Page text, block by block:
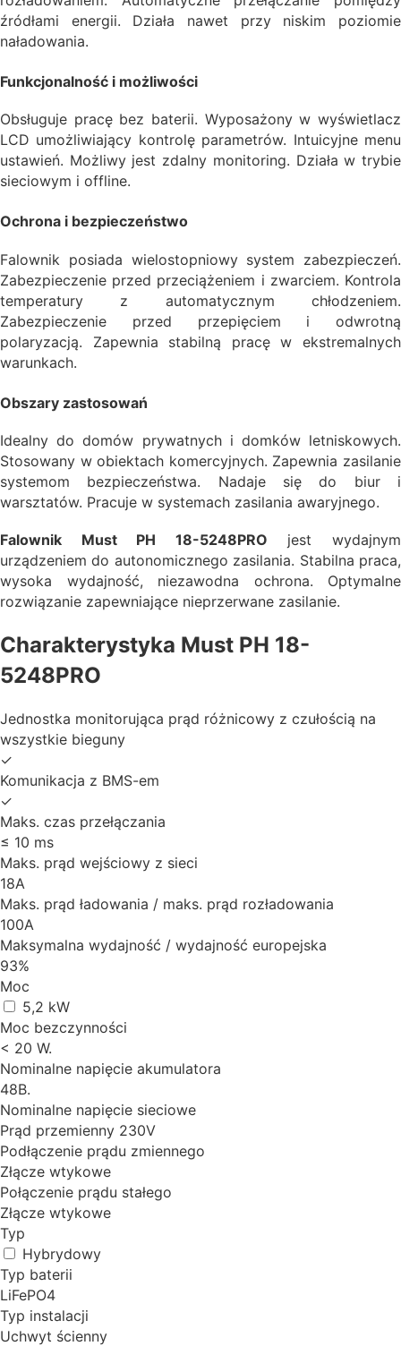
źródłami energii. Działa nawet przy niskim poziomie
naładowania.
Funkcjonalność i możliwości
Obsługuje pracę bez baterii. Wyposażony w wyświetlacz
LCD umożliwiający kontrolę parametrów. Intuicyjne menu
ustawień. Możliwy jest zdalny monitoring. Działa w trybie
sieciowym i offline.
Ochrona i bezpieczeństwo
Falownik posiada wielostopniowy system zabezpieczeń.
Zabezpieczenie przed przeciążeniem i zwarciem. Kontrola
temperatury z automatycznym chłodzeniem.
Zabezpieczenie przed przepięciem i odwrotną
polaryzacją. Zapewnia stabilną pracę w ekstremalnych
warunkach.
Obszary zastosowań
Idealny do domów prywatnych i domków letniskowych.
Stosowany w obiektach komercyjnych. Zapewnia zasilanie
systemom bezpieczeństwa. Nadaje się do biur i
warsztatów. Pracuje w systemach zasilania awaryjnego.
Falownik Must PH 18-5248PRO jest wydajnym
urządzeniem do autonomicznego zasilania. Stabilna praca,
wysoka wydajność, niezawodna ochrona. Optymalne
rozwiązanie zapewniające nieprzerwane zasilanie.
Charakterystyka Must PH 18-
5248PRO
Jednostka monitorująca prąd różnicowy z czułością na
wszystkie bieguny
✓
Komunikacja z BMS-em
✓
Maks. czas przełączania
≤ 10 ms
Maks. prąd wejściowy z sieci
18A
Maks. prąd ładowania / maks. prąd rozładowania
100A
Maksymalna wydajność / wydajność europejska
93%
Moc
5,2 kW
Moc bezczynności
< 20 W.
Nominalne napięcie akumulatora
48B.
Nominalne napięcie sieciowe
Prąd przemienny 230V
Podłączenie prądu zmiennego
Złącze wtykowe
Połączenie prądu stałego
Złącze wtykowe
Typ
Hybrydowy
Typ baterii
LiFePO4
Typ instalacji
Uchwyt ścienny